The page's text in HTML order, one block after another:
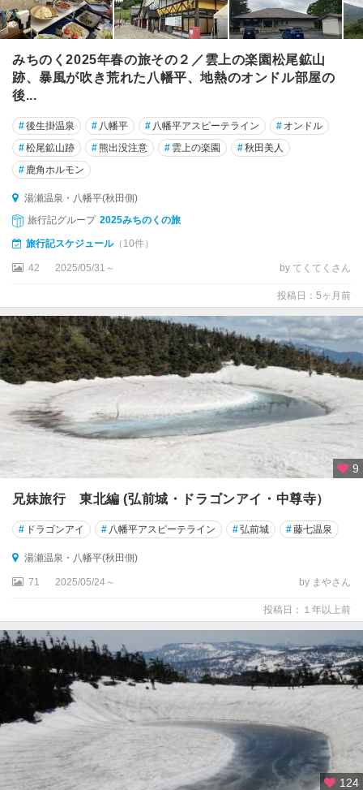
みちのく2025年春の旅その２／雲上の楽園松尾鉱山
跡、暴風が吹き荒れた八幡平、地熱のオンドル部屋の
後...
#後生掛温泉 # 八幡平 # 八幡平アスピーテライン # オンドル
#松尾鉱山跡 #熊出没注意 # 雲上の楽園 #秋田美人
# 鹿角ホルモン
湯瀬温泉・八幡平(秋田側)
旅行記グループ 2025みちのくの旅
旅行記スケジュール（10件）
42 2025/05/31～ by てくてくさん
投稿日：5ヶ月前
9
兄妹旅行 東北編 (弘前城・ドラゴンアイ・中尊寺）
# ドラゴンアイ # 八幡平アスピーテライン #弘前城 #藤七温泉
湯瀬温泉・八幡平(秋田側)
71 2025/05/24～ by まやさん
投稿日：１年以上前
124